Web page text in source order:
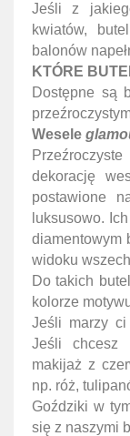
Jeśli z
kwiatów,
balonów
KTÓRE
Dostępne są
Wesele
Przeźroczyste
dekorację
postawione
luksusowo.
diamentowym
widoku
Do takich
kolorze
Jeśli marzy
Jeśli
makijaż z
np. róż,
Goździki w
się z naszymi